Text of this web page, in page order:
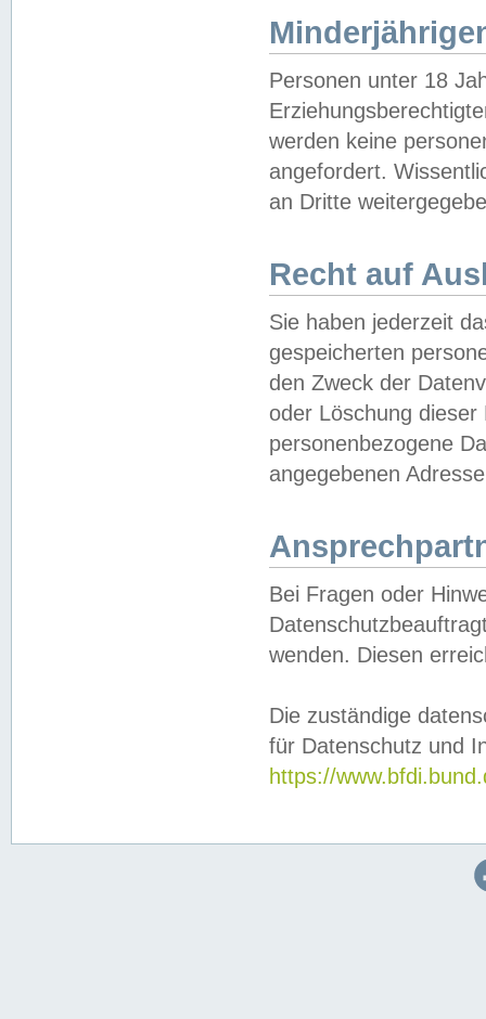
Personen unter 18
werden keine
angefordert.
an Dritte
Recht auf
Sie haben jederzeit
gespeicherten
den Zweck der
oder Löschung
personenbezogene
angegebenen
Bei Fragen oder
wenden. Diesen
Die zuständige
für Datenschutz und
https://